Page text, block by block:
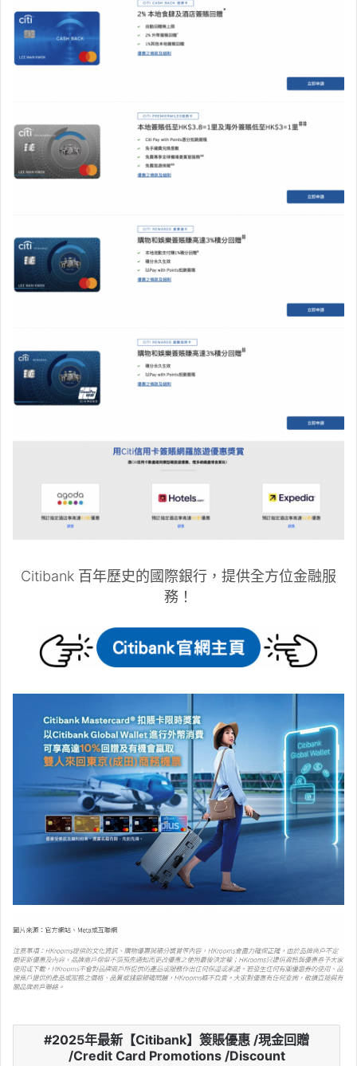
Citibank 百年歷史的國際銀行，提供全方位金融服
務！
2025年最新【Citibank】簽賬優惠 /現金回贈
/Credit Card Promotions /Discount